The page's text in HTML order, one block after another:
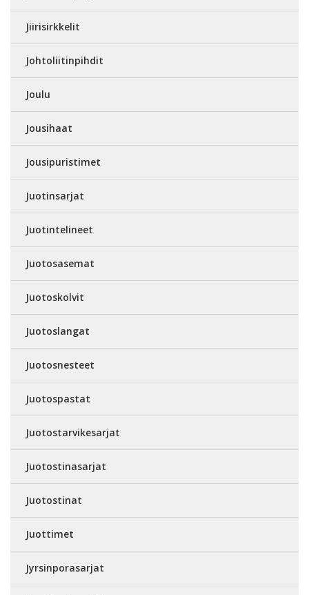
Jiirisirkkelit
Johtoliitinpihdit
Joulu
Jousihaat
Jousipuristimet
Juotinsarjat
Juotintelineet
Juotosasemat
Juotoskolvit
Juotoslangat
Juotosnesteet
Juotospastat
Juotostarvikesarjat
Juotostinasarjat
Juotostinat
Juottimet
Jyrsinporasarjat